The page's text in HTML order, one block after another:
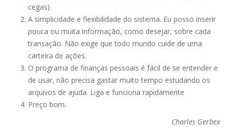
cegas)
A simplicidade e flexibilidade do sistema. Eu posso inserir
pouca ou muita informação, como desejar, sobre cada
transação. Não exige que todo mundo cuide de uma
carteira de ações.
O programa de finanças pessoais é fácil de se entender e
de usar, não precisa gastar muito tempo estudando os
arquivos de ajuda. Liga e funciona rapidamente
Preço bom.
Charles Gerbex